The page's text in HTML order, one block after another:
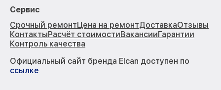
Сервис
Срочный ремонтЦена на ремонтДоставкаОтзывы
КонтактыРасчёт стоимостиВакансииГарантии
Контроль качества
Официальный сайт бренда Elcan доступен по
ссылке